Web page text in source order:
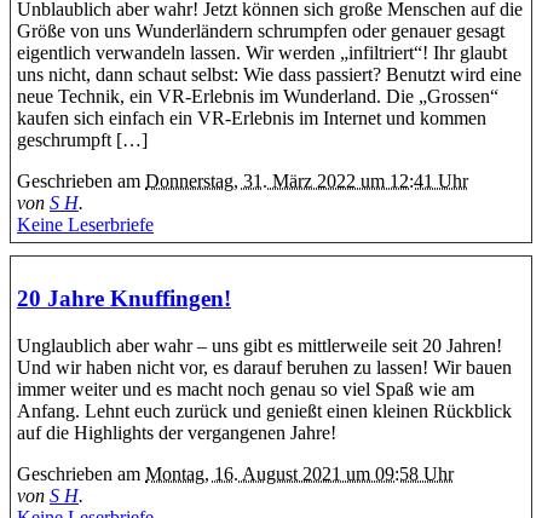
Unblaublich aber wahr! Jetzt können sich große Menschen auf die
Größe von uns Wunderländern schrumpfen oder genauer gesagt
eigentlich verwandeln lassen. Wir werden „infiltriert“! Ihr glaubt
uns nicht, dann schaut selbst: Wie dass passiert? Benutzt wird eine
neue Technik, ein VR-Erlebnis im Wunderland. Die „Grossen“
kaufen sich einfach ein VR-Erlebnis im Internet und kommen
geschrumpft […]
Geschrieben am Donnerstag, 31. März 2022 um 12:41 Uhr
von S H.
Keine Leserbriefe
20 Jahre Knuffingen!
Unglaublich aber wahr – uns gibt es mittlerweile seit 20 Jahren!
Und wir haben nicht vor, es darauf beruhen zu lassen! Wir bauen
immer weiter und es macht noch genau so viel Spaß wie am
Anfang. Lehnt euch zurück und genießt einen kleinen Rückblick
auf die Highlights der vergangenen Jahre!
Geschrieben am Montag, 16. August 2021 um 09:58 Uhr
von S H.